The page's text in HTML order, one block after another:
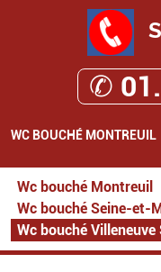
✆
WC BOUCHÉ MONTREUIL
Wc bouché Montreuil
Wc bouché Seine-et-
Wc bouché